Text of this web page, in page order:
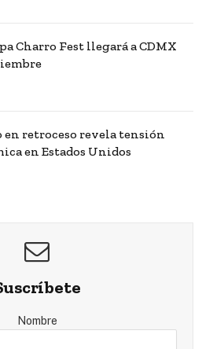
Charro Fest llegará a CDMX
en retroceso revela tensión
en Estados Unidos
Nombre